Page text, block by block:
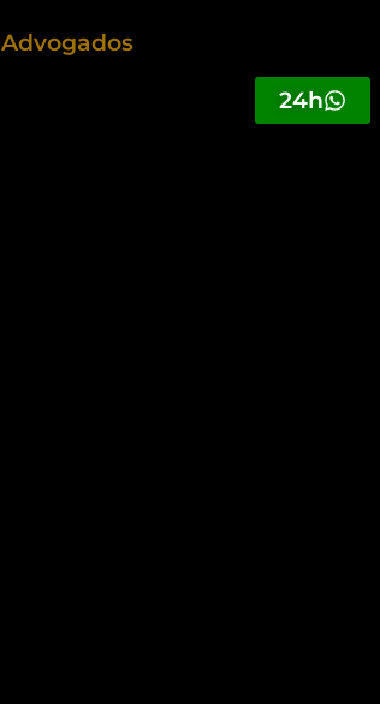
Advogados
24h